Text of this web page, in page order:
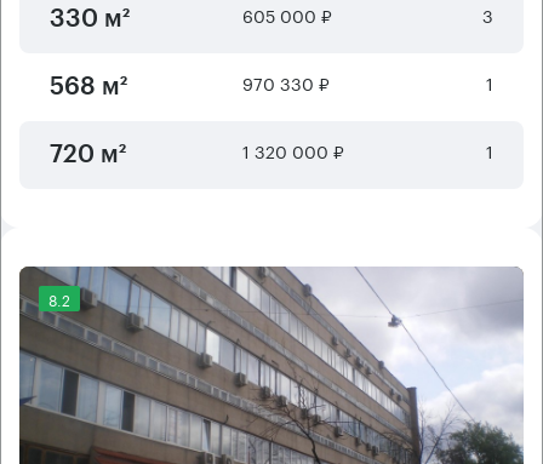
330 м² 605 000 ₽ 3
568 м² 970 330 ₽ 1
720 м² 1 320 000 ₽ 1
8.2